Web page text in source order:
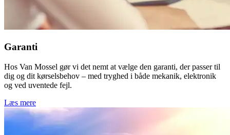
Garanti
Hos Van Mossel gør vi det nemt at vælge den garanti, der passer til
dig og dit kørselsbehov – med tryghed i både mekanik, elektronik
og ved uventede fejl.
Læs mere